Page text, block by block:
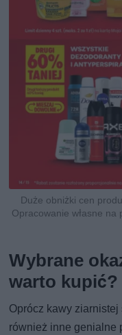
Duże obniżki cen
Opracowanie własne
Wybrane
warto kupić?
Oprócz kawy
również inne genialne